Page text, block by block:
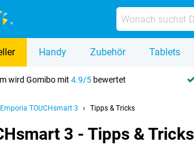
Handy Zubehör Tablets
wird Gomibo mit4.9/5 bewertet
Emporia TOUCHsmart 3 Tipps & Tricks
3 - Tipps & Tricks